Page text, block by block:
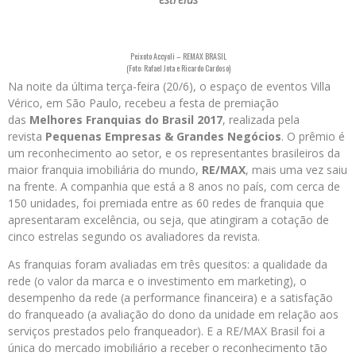
Peixoto Accyoli – REMAX BRASIL
(Foto: Rafael Jota e Ricardo Cardoso)
Na noite da última terça-feira (20/6), o espaço de eventos Villa
Vérico, em São Paulo, recebeu a festa de premiação
das Melhores Franquias do Brasil 2017, realizada pela
revista Pequenas Empresas & Grandes Negócios. O prêmio é
um reconhecimento ao setor, e os representantes brasileiros da
maior franquia imobiliária do mundo, RE/MAX, mais uma vez saiu
na frente. A companhia que está a 8 anos no país, com cerca de
150 unidades, foi premiada entre as 60 redes de franquia que
apresentaram excelência, ou seja, que atingiram a cotação de
cinco estrelas segundo os avaliadores da revista.
As franquias foram avaliadas em três quesitos: a qualidade da
rede (o valor da marca e o investimento em marketing), o
desempenho da rede (a performance financeira) e a satisfação
do franqueado (a avaliação do dono da unidade em relação aos
serviços prestados pelo franqueador). E a RE/MAX Brasil foi a
única do mercado imobiliário a receber o reconhecimento tão